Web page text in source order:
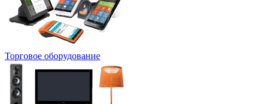
Торговое оборудование